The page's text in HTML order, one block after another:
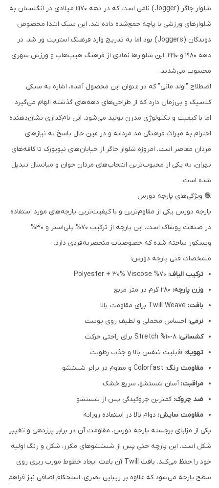
شلوار جاگر (Jogger) نامی است که در دهه 1970 میلادی در انگلستان به
شلوارهای ورزشی با پاچه جمع‌شده داده شد. این سبک ابتدا مخصوص
دوندگان (Joggers) بود اما به تدریج وارد فرهنگ استریت ور شد. در
دهه 1980 و 1990، این شلوارها نمادی از فرهنگ هیپ‌هاپ و ورزش شهری
محسوب می‌شدند.
اصطلاح "اولد مانی" که در عنوان این محصول آمده، اشاره به سبکی
کلاسیک و بی‌زمان دارد که از طراحی‌های دهه‌های گذشته الهام می‌گیرد
اما با کیفیت و تکنولوژی مدرن تولید می‌شود. این نام‌گذاری نشان‌دهنده
احترام به میراث فرهنگی مد مردانه و در عین حال پاسخ به نیازهای
مردان معاصر است. امروزه شلوار جاگر از خیابان‌های نیویورک تا کافه‌های
تهران، به یکی از محبوب‌ترین انتخاب‌های مردان جوان و میانسال تبدیل
شده است.
🧶 ویژگی‌های پارچه دورس
پارچه دورس یکی از مقاوم‌ترین و با کیفیت‌ترین پارچه‌های مورد استفاده
در صنعت پوشاک است. این پارچه از ترکیب 70% پلی‌استر و 30%
ویسکوز ساخته شده که خصوصیات منحصربه‌فردی دارد.
مشخصات فنی پارچه دورس:
ترکیب الیاف:
وزن پارچه:
بافت:
نرمی: احساس مخملی و لطیف روی پوست
کشسانی:
تهویه: قابلیت تنفس بالا و جذب رطوبت
مقاومت رنگ:
مراقبت:آسان شستشو، سریع خشک
ضد چروک:کمترین چروکیدگی پس از شستشو
مقاومت سایش: دوام بالا در استفاده روزانه
یکی از مزایای برجسته پارچه دورس، مقاومت آن در برابر پرزدهی و تغییر
شکل است. این پارچه حتی پس از شستشوهای مکرر، شکل و رنگ اولیه
خود را حفظ می‌کند. بافت Twill آن باعث ایجاد خطوط مورب ریزی روی
سطح پارچه می‌شود که علاوه بر زیبایی بصری، استحکام اضافی نیز فراهم